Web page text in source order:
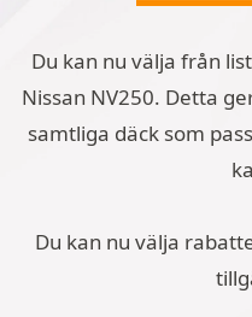
Du kan nu välja från
Nissan NV250. Detta
samtliga däck som
Du kan nu välja